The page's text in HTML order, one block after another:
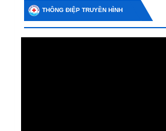
THÔNG ĐIỆP TRUYỀN HÌNH